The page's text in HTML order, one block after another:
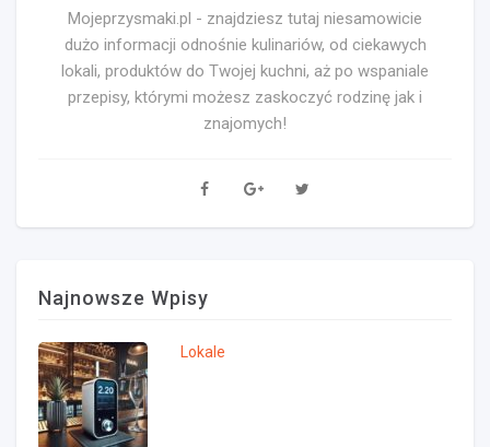
Mojeprzysmaki.pl - znajdziesz tutaj niesamowicie
dużo informacji odnośnie kulinariów, od ciekawych
lokali, produktów do Twojej kuchni, aż po wspaniale
przepisy, którymi możesz zaskoczyć rodzinę jak i
znajomych!
Najnowsze Wpisy
Lokale